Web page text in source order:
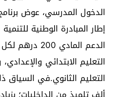
الدخول المدرسي، عوض
إطار المبادرة الوطنية
الدعم